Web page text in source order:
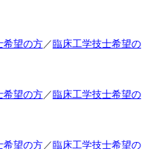
希望の方／臨床工学技士希望の
希望の方／臨床工学技士希望の
希望の方／臨床工学技士希望の